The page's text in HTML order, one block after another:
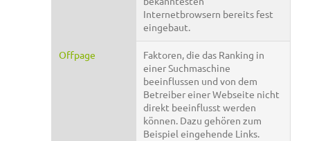
Internetbrowsern bereits fest
eingebaut.
Offpage
Faktoren, die das Ranking in
einer Suchmaschine
beeinflussen und von dem
Betreiber einer Webseite nicht
direkt beeinflusst werden
können. Dazu gehören zum
Beispiel eingehende Links.